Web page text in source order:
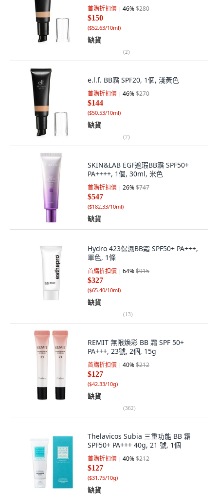
首購折扣價 46%$280
$150
($52.63/10ml)
缺貨
(2)
e.l.f. BB霜 SPF20, 1個, 淺黃色
首購折扣價 46%$270
$144
($50.53/10ml)
缺貨
(7)
SKIN&LAB EGF遮瑕BB霜 SPF50+
PA++++, 1個, 30ml, 米色
首購折扣價 26%$747
$547
($182.33/10ml)
缺貨
Hydro 423保濕BB霜 SPF50+ PA+++,
單色, 1條
首購折扣價 64%$915
$327
($65.40/10ml)
缺貨
(13)
REMIT 無限煥彩 BB 霜 SPF 50+
PA+++, 23號, 2個, 15g
首購折扣價 40%$212
$127
($42.33/10g)
缺貨
(362)
Thelavicos Subia 三重功能 BB 霜
SPF50+ PA+++ 40g, 21 號, 1個
首購折扣價 40%$212
$127
($31.75/10g)
缺貨